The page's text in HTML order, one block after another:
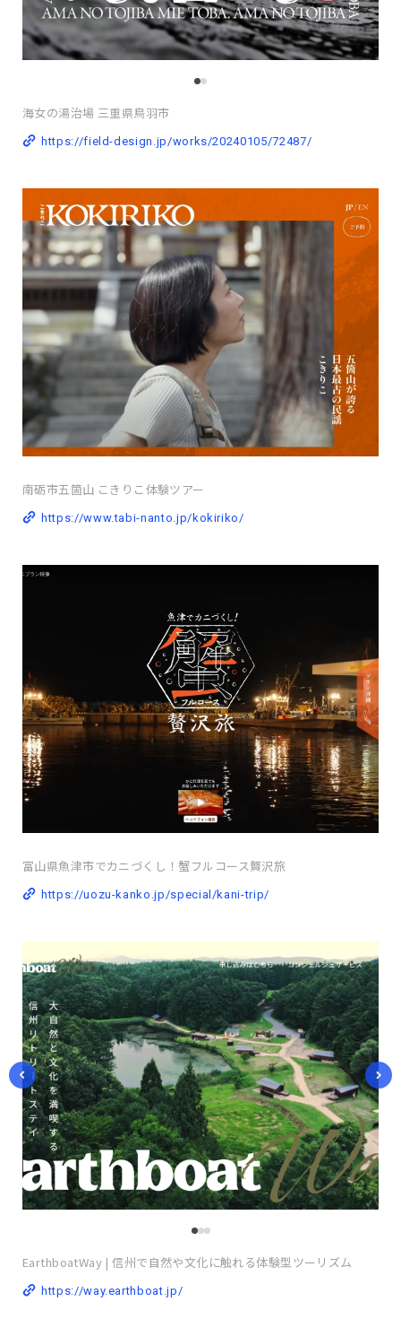
海女の湯治場 三重県鳥羽市
https://field-design.jp/works/20240105/72487/
南砺市五箇山 こきりこ体験ツアー
https://www.tabi-nanto.jp/kokiriko/
富山県魚津市でカニづくし！蟹フルコース贅沢旅
https://uozu-kanko.jp/special/kani-trip/
EarthboatWay | 信州で自然や文化に触れる体験型ツーリズム
https://way.earthboat.jp/